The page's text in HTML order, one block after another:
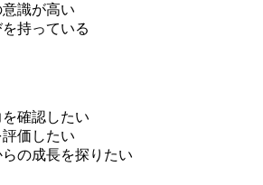
識が高い
持っている
確認したい
価したい
の成長を探りたい